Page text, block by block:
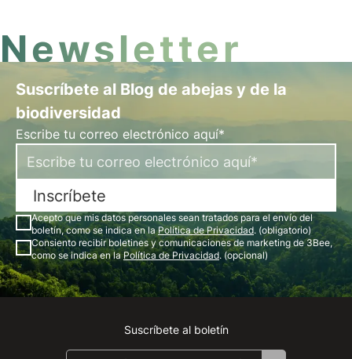
Newsletter
Suscríbete al Blog de abejas y de la
biodiversidad
Escribe tu correo electrónico aquí*
Inscríbete
Acepto que mis datos personales sean tratados para el envío del
boletín, como se indica en laPolítica de Privacidad. (obligatorio)
Consiento recibir boletines y comunicaciones de marketing de 3Bee,
como se indica en laPolítica de Privacidad. (opcional)
Instagram
Facebook
Linkedin
Youtube
Suscríbete al boletín